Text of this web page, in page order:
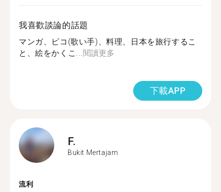
我喜歡談論的話題
マンガ、ピコ(歌い手)、料理、日本を旅行するこ
と、絵をかくこ... 閱讀更多
下載APP
F.
Bukit Mertajam
流利